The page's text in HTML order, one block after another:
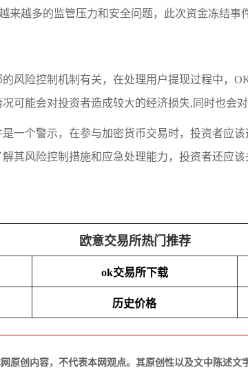
来越多的监管压力和安全问题，此次资金冻结事
风险控制机制有关，在处理用户提现过程中，
可能会对投资者造成较大的经济损失,同时也会
一个警示，在参与加密货币交易时，投资者应该
其风险控制措施和应急处理能力，投资者还应
欧意交易所热门推荐
ok交易所下载
历史价格
原创内容，不代表本网观点。其原创性以及文中陈述文